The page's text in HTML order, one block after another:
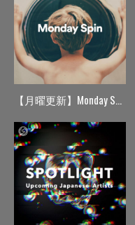
【月曜更新】Monday Spin